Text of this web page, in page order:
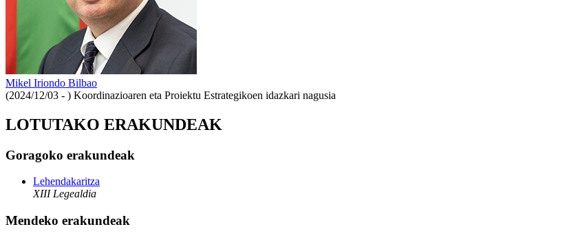
Mikel Iriondo Bilbao
(2024/12/03 - ) Koordinazioaren eta Proiektu Estrategikoen idazkari nagusia
LOTUTAKO ERAKUNDEAK
Goragoko erakundeak
Lehendakaritza
XIII Legealdia
Mendeko erakundeak